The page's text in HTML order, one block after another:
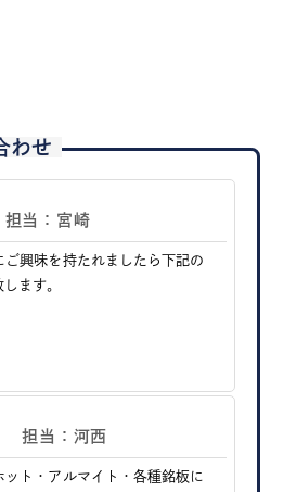
わせ
当：宮崎
ご興味を持たれましたら下記の
ます。
担当：河西
ット・アルマイト・各種銘板に